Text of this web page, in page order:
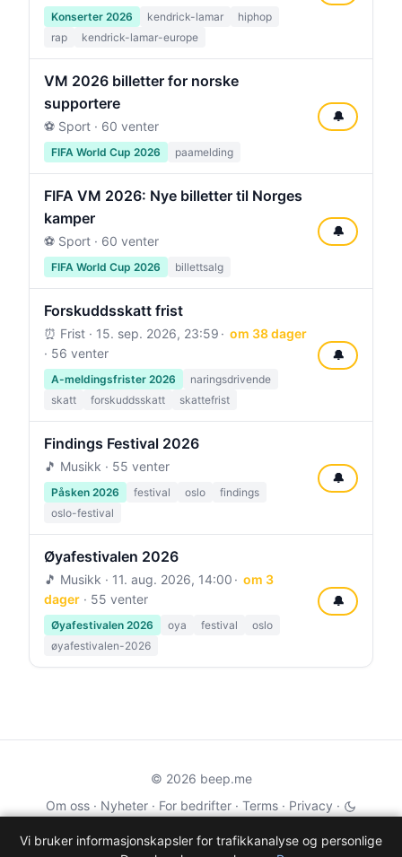
Konserter 2026 kendrick-lamar
hiphop
rap
kendrick-lamar-europe
VM 2026 billetter for norske
supportere
⚽ Sport · 60 venter
FIFA World Cup 2026 paamelding
🔔
FIFA VM 2026: Nye billetter til Norges
kamper
⚽ Sport · 60 venter
FIFA World Cup 2026 billettsalg
🔔
Forskuddsskatt frist
⏰ Frist · 15. sep. 2026, 23:59
om 38 dager
· 56 venter
A-meldingsfrister 2026
naringsdrivende
skatt
forskuddsskatt skattefrist
🔔
Findings Festival 2026
🎵 Musikk · 55 venter
Påsken 2026 festival oslo
findings
oslo-festival
🔔
Øyafestivalen 2026
🎵 Musikk · 11. aug. 2026, 14:00
om 3
dager · 55 venter
Øyafestivalen 2026 oya festival
oslo
øyafestivalen-2026
🔔
© 2026 beep.me
Om oss · Nyheter · For bedrifter · Terms · Privacy ·
·Wikidata·OMDb
Vi bruker informasjonskapsler for trafikkanalyse og personlige